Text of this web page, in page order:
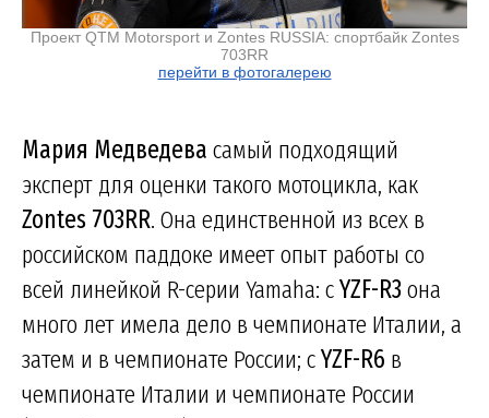
Проект QTM Motorsport и Zontes RUSSIA: спортбайк Zontes
703RR
перейти в фотогалерею
Мария Медведева самый подходящий
эксперт для оценки такого мотоцикла, как
Zontes 703RR. Она единственной из всех в
российском паддоке имеет опыт работы со
всей линейкой R-серии Yamaha: сYZF-R3 она
много лет имела дело в чемпионате Италии, а
затем и в чемпионате России; сYZF-R6 в
чемпионате Италии и чемпионате России